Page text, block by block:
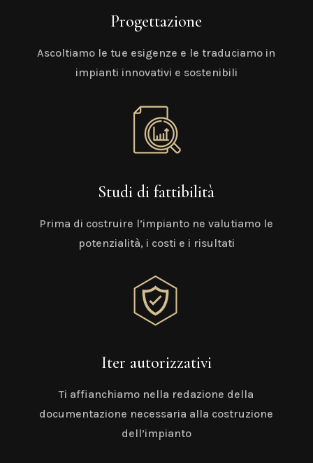
Progettazione
Ascoltiamo le tue esigenze e le traduciamo in
impianti innovativi e sostenibili
Studi di fattibilità
Prima di costruire l’impianto ne valutiamo le
potenzialità, i costi e i risultati
Iter autorizzativi
Ti affianchiamo nella redazione della
documentazione necessaria alla costruzione
dell’impianto